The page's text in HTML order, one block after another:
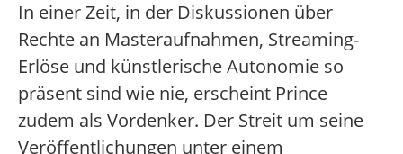
In einer Zeit, in der Diskussionen über
Rechte an Masteraufnahmen, Streaming-
Erlöse und künstlerische Autonomie so
präsent sind wie nie, erscheint Prince
zudem als Vordenker. Der Streit um seine
Veröffentlichungen unter einem